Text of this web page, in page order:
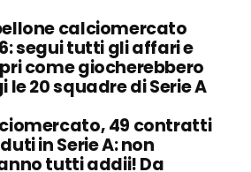
calciomercato
segui tutti gli affari e
come giocherebbero
le 20 squadre di Serie A
49 contratti
in Serie A: non
tutti addii! Da